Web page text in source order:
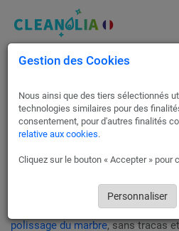
Restauration & Polissage
La technique de cristallisation du
éclat d'origine tout en renforçant
pores naturels.
spécialistes à Paris 20, votre
Nous proposons la possibilité de
estimations gratuites pour vos
polissage du marbre, sans tracas
Gestion des Cookies
Nous ainsi que des tiers sélectionnés
technologies similaires pour des
consentement, pour d'autres finalités
relative aux cookies.
Cliquez sur le bouton « Accepter » pour
Personnaliser